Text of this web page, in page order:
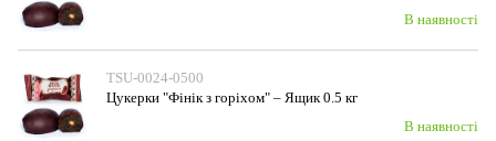
В наявності
TSU-0024-0500
Цукерки "Фінік з горiхом" – Ящик 0.5 кг
В наявності